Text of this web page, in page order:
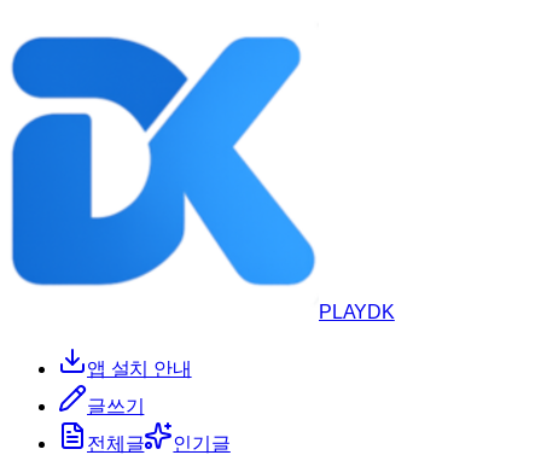
PLAYDK
앱 설치 안내
글쓰기
전체글
인기글